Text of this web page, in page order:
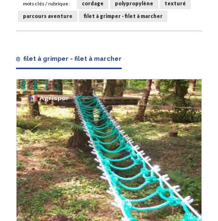
mots clés / rubrique : cordage polypropylène texturé
parcours aventure filet à grimper - filet à marcher
filet à grimper - filet à marcher